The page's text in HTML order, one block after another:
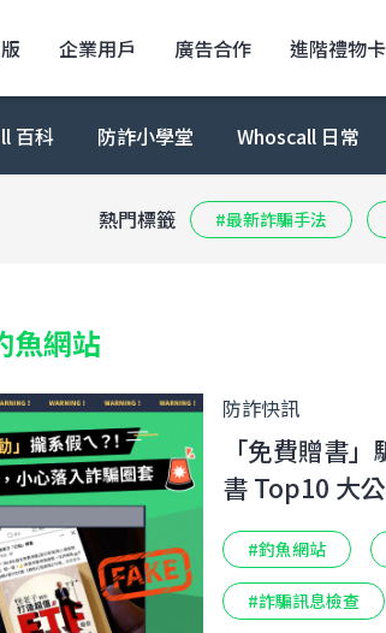
企業用戶 廣告合作 進階禮物卡
百科 防詐小學堂 Whoscall 日常
熱門標籤 #最新詐騙手法
魚網站
防詐快訊
「免費贈書
書 Top10 大
#釣魚網站
#詐騙訊息檢查